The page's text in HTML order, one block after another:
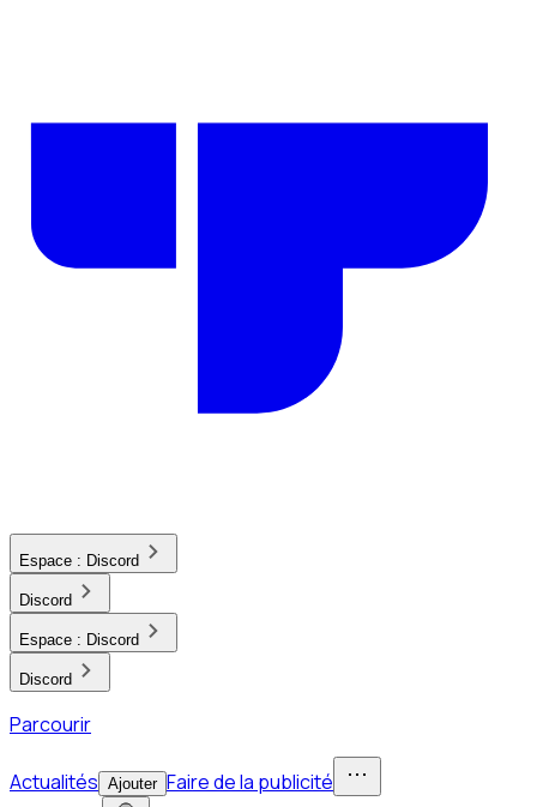
Espace : Discord
Discord
Espace : Discord
Discord
Parcourir
Actualités Ajouter Faire de la publicité